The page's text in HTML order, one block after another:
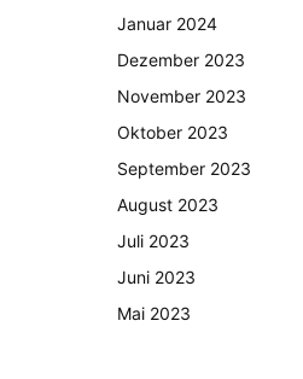
Januar 2024
Dezember 2023
November 2023
Oktober 2023
September 2023
August 2023
Juli 2023
Juni 2023
Mai 2023